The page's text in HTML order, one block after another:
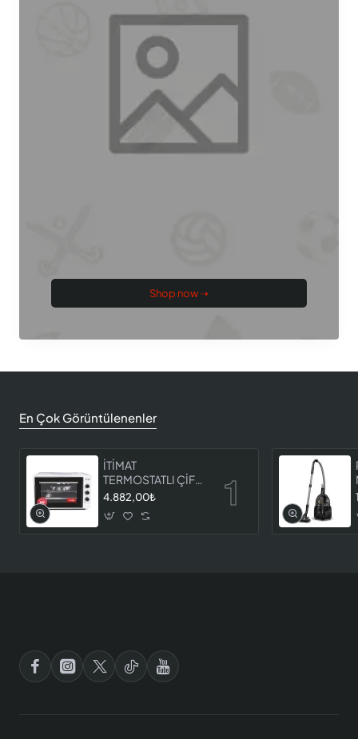
Shop now ➝
En Çok Görüntülenenler
İTİMAT
TERMOSTATLI ÇİFT
CAMLI FIRIN 8060
4.882,00₺